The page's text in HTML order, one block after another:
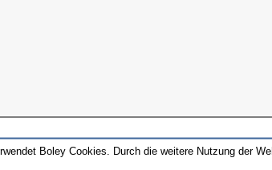
Boley Cookies. Durch die weitere Nutzung der